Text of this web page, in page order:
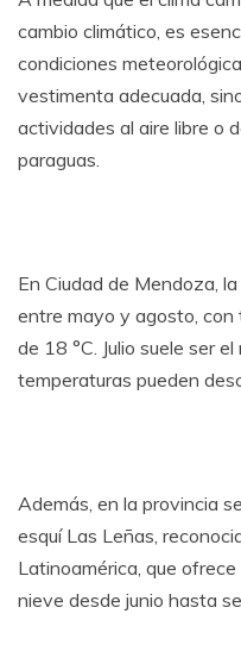
cambio climático, es
condiciones
vestimenta adecuada,
actividades al aire libre o
paraguas.
En Ciudad de Mendoza,
entre mayo y agosto, con
de 18 °C. Julio suele ser
temperaturas pueden
Además, en la provincia
esquí Las Leñas,
Latinoamérica, que
nieve desde junio hasta